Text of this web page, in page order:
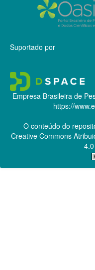
Suportado por
Empresa Brasileira de
https://
O conteúdo do
Creative Commons